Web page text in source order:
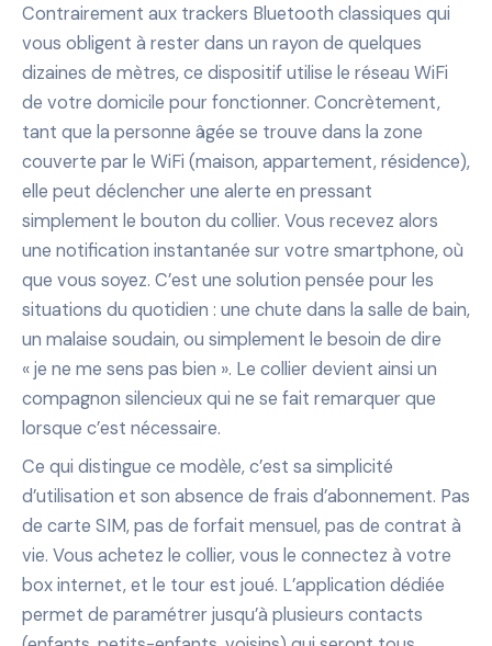
Contrairement aux trackers Bluetooth classiques qui
vous obligent à rester dans un rayon de quelques
dizaines de mètres, ce dispositif utilise le réseau WiFi
de votre domicile pour fonctionner. Concrètement,
tant que la personne âgée se trouve dans la zone
couverte par le WiFi (maison, appartement, résidence),
elle peut déclencher une alerte en pressant
simplement le bouton du collier. Vous recevez alors
une notification instantanée sur votre smartphone, où
que vous soyez. C’est une solution pensée pour les
situations du quotidien : une chute dans la salle de bain,
un malaise soudain, ou simplement le besoin de dire
« je ne me sens pas bien ». Le collier devient ainsi un
compagnon silencieux qui ne se fait remarquer que
lorsque c’est nécessaire.
Ce qui distingue ce modèle, c’est sa simplicité
d’utilisation et son absence de frais d’abonnement. Pas
de carte SIM, pas de forfait mensuel, pas de contrat à
vie. Vous achetez le collier, vous le connectez à votre
box internet, et le tour est joué. L’application dédiée
permet de paramétrer jusqu’à plusieurs contacts